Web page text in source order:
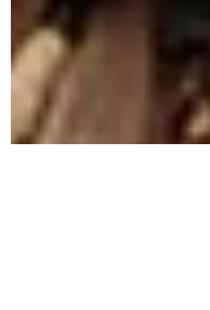
chaleureuses. La